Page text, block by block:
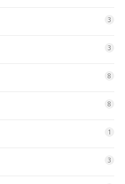
3
3
8
8
1
3